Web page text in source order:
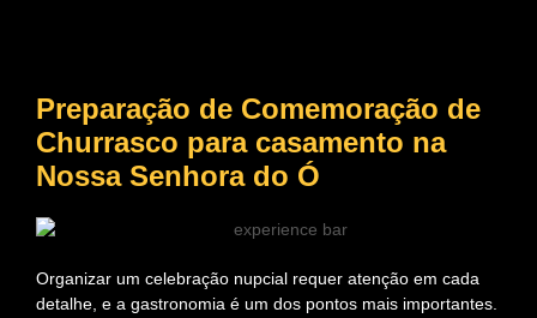
Preparação de Comemoração de
Churrasco para casamento na
Nossa Senhora do Ó
Organizar um celebração nupcial requer atenção em cada
detalhe, e a gastronomia é um dos pontos mais importantes.